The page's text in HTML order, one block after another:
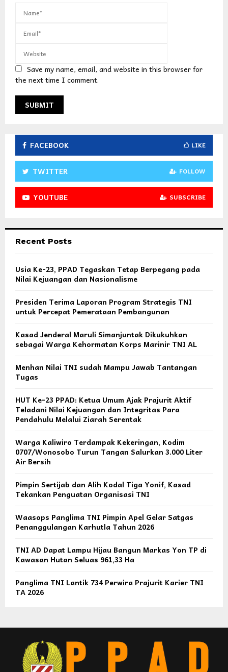
Save my name, email, and website in this browser for
the next time I comment.
FACEBOOK LIKE
TWITTER FOLLOW
YOUTUBE SUBSCRIBE
Recent Posts
Usia Ke-23, PPAD Tegaskan Tetap Berpegang pada
Nilai Kejuangan dan Nasionalisme
Presiden Terima Laporan Program Strategis TNI
untuk Percepat Pemerataan Pembangunan
Kasad Jenderal Maruli Simanjuntak Dikukuhkan
sebagai Warga Kehormatan Korps Marinir TNI AL
Menhan Nilai TNI sudah Mampu Jawab Tantangan
Tugas
HUT Ke-23 PPAD: Ketua Umum Ajak Prajurit Aktif
Teladani Nilai Kejuangan dan Integritas Para
Pendahulu Melalui Ziarah Serentak
Warga Kaliwiro Terdampak Kekeringan, Kodim
0707/Wonosobo Turun Tangan Salurkan 3.000 Liter
Air Bersih
Pimpin Sertijab dan Alih Kodal Tiga Yonif, Kasad
Tekankan Penguatan Organisasi TNI
Waasops Panglima TNI Pimpin Apel Gelar Satgas
Penanggulangan Karhutla Tahun 2026
TNI AD Dapat Lampu Hijau Bangun Markas Yon TP di
Kawasan Hutan Seluas 961,33 Ha
Panglima TNI Lantik 734 Perwira Prajurit Karier TNI
TA 2026